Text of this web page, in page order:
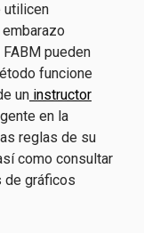
utilicen
pueden
funcione
un instructor
en la
reglas de su
como consultar
de gráficos